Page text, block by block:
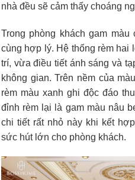
nhà đều sẽ cảm thấy choáng
Trong phòng khách gam
cùng hợp lý. Hệ thống rèm
trí, vừa điều tiết ánh sáng và
không gian. Trên nềm của
rèm màu xanh ghi độc đáo
đỉnh rèm lại là gam màu nâu
chi tiết rất nhỏ này khi kết
sức hút lớn cho phòng khách.